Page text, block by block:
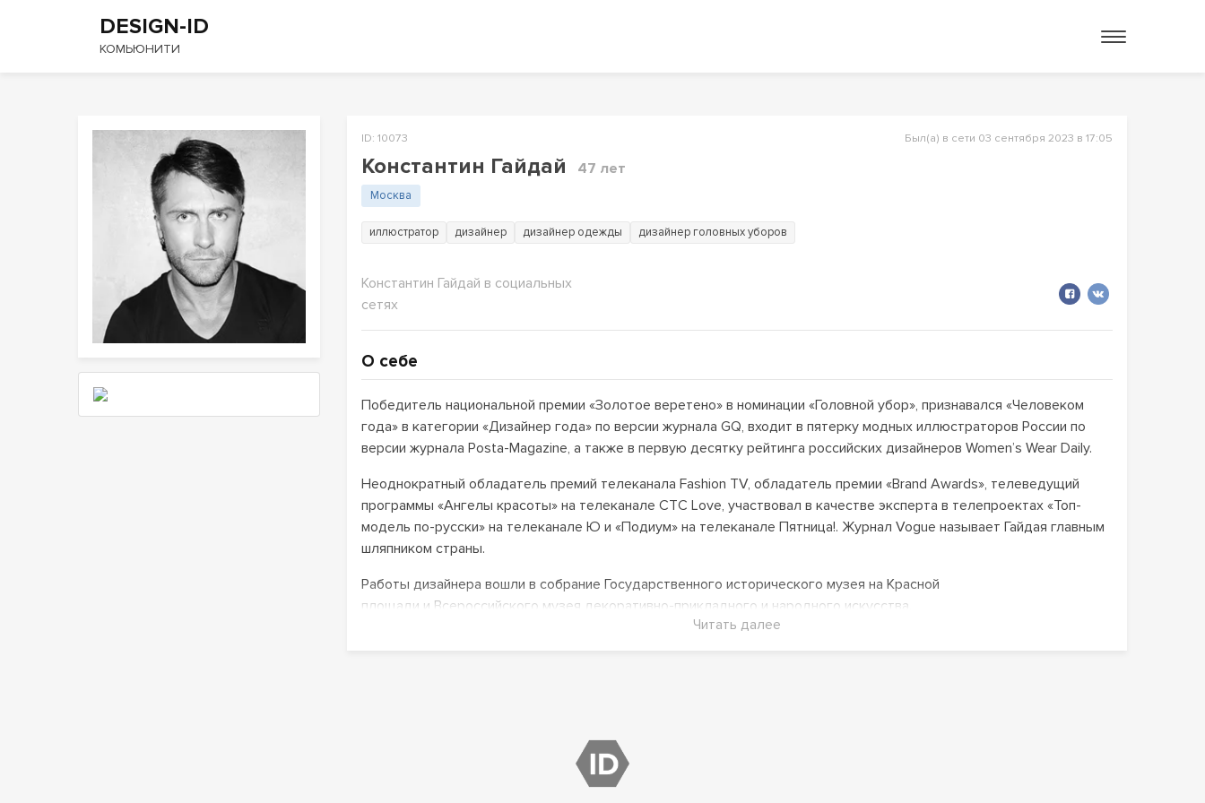
DESIGN-ID
КОМЬЮНИТИ
ID: 10073 Был(а) в сети 03 сентября 2023 в 17:05
Константин Гайдай 47 лет
Москва
иллюстратор дизайнер дизайнер одежды дизайнер головных уборов
Константин Гайдай в социальных
сетях
О себе
Победитель национальной премии «Золотое веретено» в номинации «Головной убор», признавался «Человеком
года» в категории «Дизайнер года» по версии журнала GQ, входит в пятерку модных иллюстраторов России по
версии журнала Posta-Magazine, а также в первую десятку рейтинга российских дизайнеров Women’s Wear Daily.
Неоднократный обладатель премий телеканала Fashion TV, обладатель премии «Brand Awards», телеведущий
программы «Ангелы красоты» на телеканале CTC Love, участвовал в качестве эксперта в телепроектах «Топ-
модель по-русски» на телеканале Ю и «Подиум» на телеканале Пятница!. Журнал Vogue называет Гайдая главным
шляпником страны.
Работы дизайнера вошли в собрание Государственного исторического музея на Красной
площади и Всероссийского музея декоративно-прикладного и народного искусства.
Читать далее